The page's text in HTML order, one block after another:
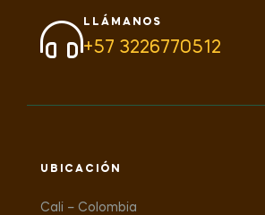
LLÁMANOS
+57 3226770512
UBICACIÓN
Cali – Colombia